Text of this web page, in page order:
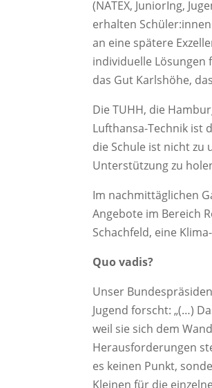
(NATEX, JuniorIng,
erhalten
an eine spätere
individuelle Lösungen
das Gut Karlshöhe,
Die TUHH, die
Lufthansa-Technik ist
die Schule ist nicht zu
Unterstützung zu
Im nachmittäglichen
Angebote im Bereich
Schachfeld, eine
Quo vadis?
Unser
Jugend forscht: „(…)
weil sie sich dem
Herausforderungen
es keinen Punkt,
Kleinen für die